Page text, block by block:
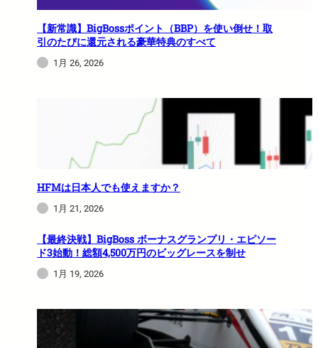
【新常識】BigBossポイント（BBP）を使い倒せ！取
引のたびに還元される豪華特典のすべて
1月 26, 2026
HFMは日本人でも使えますか？
1月 21, 2026
【最終決戦】BigBoss ボーナスグランプリ・エピソー
ド3始動！総額4,500万円のビッグレースを制せ
1月 19, 2026